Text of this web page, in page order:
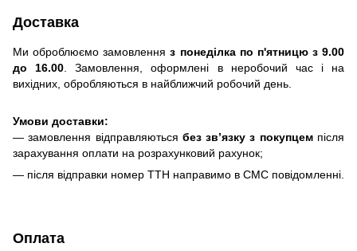
Доставка
Ми оброблюємо замовленняз понеділка по п'ятницю з 9.00
до 16.00. Замовлення, оформлені в неробочий час і на
вихідних, обробляються в найближчий робочий день.
Умови доставки:
— замовлення відправляються без зв’язку з покупцемпісля
зарахування оплати на розрахунковий рахунок;
— після відправки номер ТТН направимо в СМС повідомленні.
Оплата